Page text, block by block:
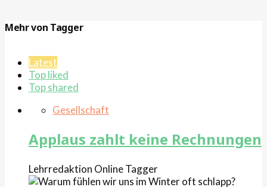
Mehr von Tagger
Latest
Top liked
Top shared
Gesellschaft
Applaus zahlt keine Rechnungen
Lehrredaktion OnlineTagger